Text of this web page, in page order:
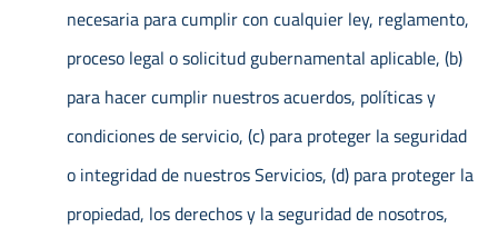
necesaria para cumplir con cualquier ley, reglamento,
proceso legal o solicitud gubernamental aplicable, (b)
para hacer cumplir nuestros acuerdos, políticas y
condiciones de servicio, (c) para proteger la seguridad
o integridad de nuestros Servicios, (d) para proteger la
propiedad, los derechos y la seguridad de nosotros,